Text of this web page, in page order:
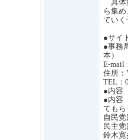
具体
ら集
ていく
●サイ
●事務
本）
E-mail
住所
TEL：
●内容
●内容
てもら
自民
民主
鈴木寛